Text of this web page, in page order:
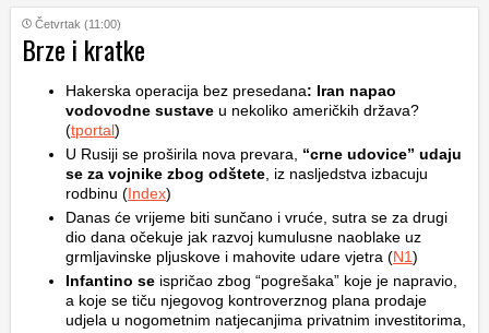
Četvrtak (11:00)
Brze i kratke
Hakerska operacija bez presedana: Iran napao
vodovodne sustave u nekoliko američkih država?
(tportal)
U Rusiji se proširila nova prevara, “crne udovice” udaju
se za vojnike zbog odštete , iz nasljedstva izbacuju
rodbinu (Index)
Danas će vrijeme biti sunčano i vruće, sutra se za drugi
dio dana očekuje jak razvoj kumulusne naoblake uz
grmljavinske pljuskove i mahovite udare vjetra (N1)
Infantino se ispričao zbog “pogrešaka” koje je napravio,
a koje se tiču njegovog kontroverznog plana prodaje
udjela u nogometnim natjecanjima privatnim investitorima,